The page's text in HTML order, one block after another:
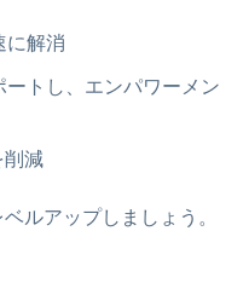
に解消
トし、エンパワーメン
減
ルアップしましょう。